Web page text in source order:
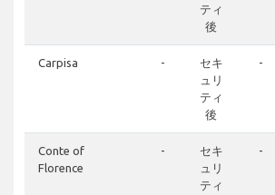
ティ
後
Carpisa -
セキ
ュリ
ティ
後
-
Conte of
Florence
-
セキ
ュリ
ティ
-